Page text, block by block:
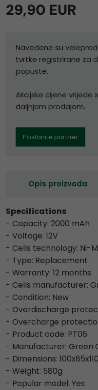
29,90 EUR
Navedene su
tvrtke registrirane za
popuste.
Akcijske cijene
daljnjom prodajom.
Postanite partner
Opis proizvoda
Specifications
- Capacity: 2000 mAh
- Voltage: 12V
- Cells technology: Ni-
- Type: Replacement
- Warranty: 12 months
- Cells manufacturer:
- Condition: New
- Overdischarge
- Overcharge
- Product code: PT06
- Manufacturer: Green
- Dimensions:
- Weight: 580g
- Popular model: Yes